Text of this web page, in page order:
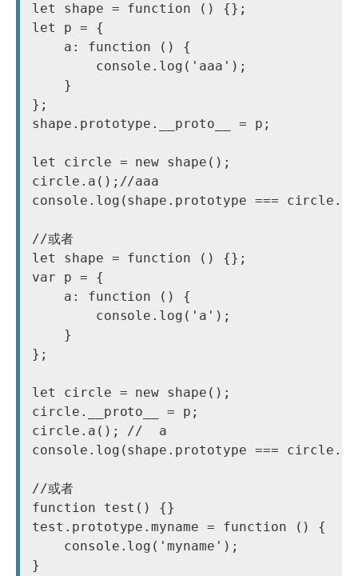
let shape = function () {};
let p = {
    a: function () {
        console.log('aaa');
    }
};
shape.prototype.__proto__ = p;
let circle = new shape();
circle.a();//aaa
console.log(shape.prototype ===
//或者
let shape = function () {};
var p = {
    a: function () {
        console.log('a');
    }
};
let circle = new shape();
circle.__proto__ = p;
circle.a(); //  a
console.log(shape.prototype ===
//或者
function test() {}
test.prototype.myname = function () {
    console.log('myname');
}